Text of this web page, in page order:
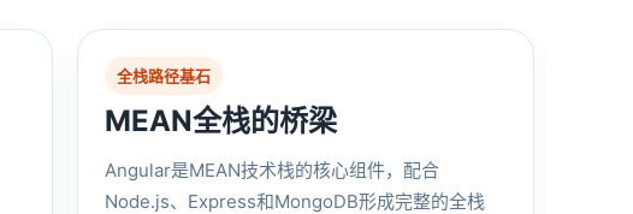
全栈路径基石
MEAN全栈的桥梁
Angular是MEAN技术栈的核心组件，配合
Node.js、Express和MongoDB形成完整的全栈